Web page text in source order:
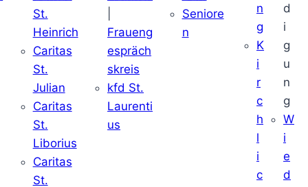
St.
Heinrich
Caritas
St.
Julian
Caritas
St.
Liborius
Caritas
St.
Fraueng
espräch
skreis
kfd St.
Laurenti
us
Seniore
n
n
g
K
i
r
c
h
l
i
c
d
i
g
u
n
g
W
i
e
d